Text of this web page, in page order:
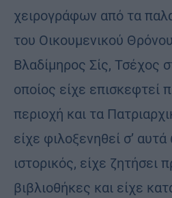
χειρογράφων από τα
του Οικουμενικού
Βλαδίμηρος Σίς, Τσέχος
οποίος είχε επισκεφτεί
περιοχή και τα
είχε φιλοξενηθεί σ’
ιστορικός, είχε ζητήσει
βιβλιοθήκες και είχε